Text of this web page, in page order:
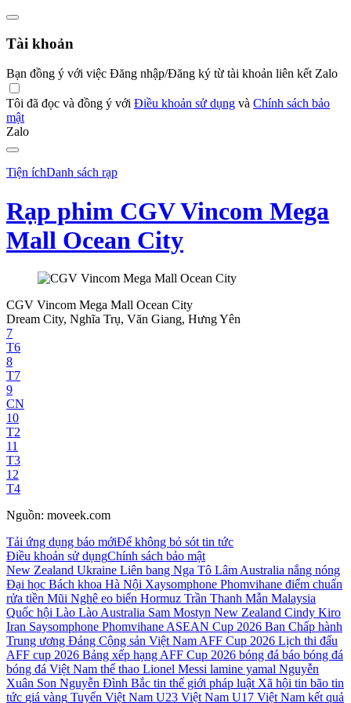
Tài khoản
Bạn đồng ý với việc Đăng nhập/Đăng ký từ tài khoản liên kết Zalo
Tôi đã đọc và đồng ý với Điều khoản sử dụng và Chính sách bảo
mật
Zalo
Tiện íchDanh sách rạp
Rạp phim CGV Vincom Mega
Mall Ocean City
CGV Vincom Mega Mall Ocean City
Dream City, Nghĩa Trụ, Văn Giang, Hưng Yên
7
T6
8
T7
9
CN
10
T2
11
T3
12
T4
Nguồn: moveek.com
Tải ứng dụng báo mớiĐể không bỏ sót tin tức
Điều khoản sử dụngChính sách bảo mật
New Zealand Ukraine Liên bang Nga Tô Lâm Australia nắng nóng
Đại học Bách khoa Hà Nội Xaysomphone Phomvihane điểm chuẩn
rửa tiền Mũi Nghê eo biển Hormuz Trần Thanh Mẫn Malaysia
Quốc hội Lào Lào Australia Sam Mostyn New Zealand Cindy Kiro
Iran Saysomphone Phomvihane ASEAN Cup 2026 Ban Chấp hành
Trung ương Đảng Cộng sản Việt Nam AFF Cup 2026 Lịch thi đấu
AFF cup 2026 Bảng xếp hạng AFF Cup 2026 bóng đá báo bóng đá
bóng đá Việt Nam thể thao Lionel Messi lamine yamal Nguyễn
Xuân Son Nguyễn Đình Bắc tin thế giới pháp luật Xã hội tin bão tin
tức giá vàng Tuyển Việt Nam U23 Việt Nam U17 Việt Nam kết quả